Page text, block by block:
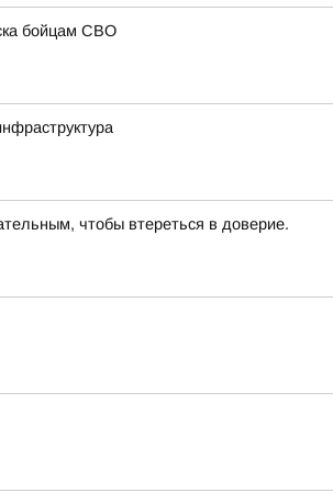
бойцам СВО
чтобы втереться в доверие.